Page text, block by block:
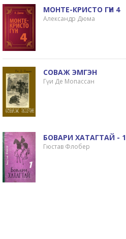
МОНТЕ-КРИСТО ГҮН 4
Александр Дюма
СОВАЖ ЭМГЭН
Гүи Де Мопассан
БОВАРИ ХАТАГТАЙ - 1
Гюстав Флобер